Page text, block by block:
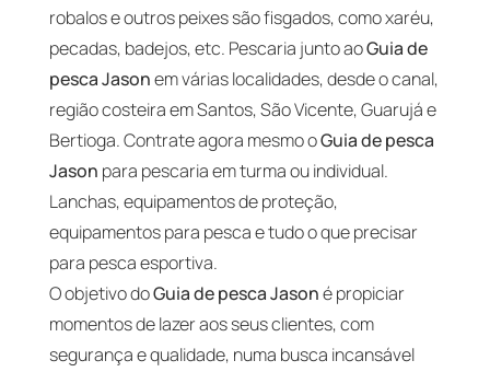
robalos e outros peixes são fisgados, como xaréu,
pecadas, badejos, etc. Pescaria junto aoGuia de
pesca Jasonem várias localidades, desde o canal,
região costeira em Santos, São Vicente, Guarujá e
Bertioga. Contrate agora mesmo oGuia de pesca
Jason para pescaria em turma ou individual.
Lanchas, equipamentos de proteção,
equipamentos para pesca e tudo o que precisar
para pesca esportiva.
O objetivo doGuia de pesca Jasoné propiciar
momentos de lazer aos seus clientes, com
segurança e qualidade, numa busca incansável